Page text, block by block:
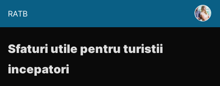
RATB
Sfaturi utile pentru turistii
incepatori